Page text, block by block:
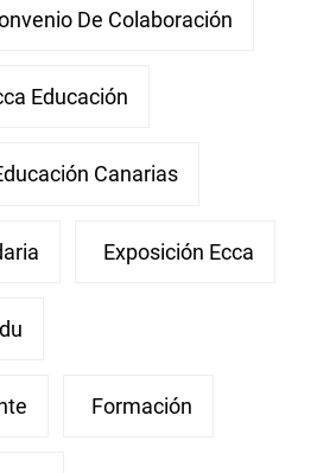
De Colaboración
Educación
Canarias
Exposición Ecca
Formación